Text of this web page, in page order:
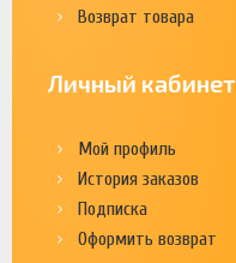
Возврат товара
Личный кабинет
Мой профиль
История заказов
Подписка
Оформить возврат